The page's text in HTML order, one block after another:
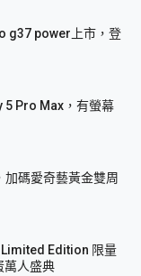
g37 power上市，登
Pro Max，有螢幕
加碼愛奇藝黃金雙周
Limited Edition 限量
萬人盛典